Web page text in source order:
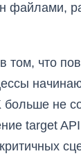
том, что
не
target